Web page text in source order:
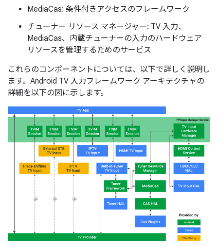
MediaCas: 条件付きアクセスのフレームワーク
チューナー リソース マネージャー: TV 入力、
MediaCas、内蔵チューナーの入力のハードウェア
リソースを管理するためのサービス
これらのコンポーネントについては、以下で詳しく説明し
ます。Android TV 入力フレームワーク アーキテクチャの
詳細を以下の図に示します。